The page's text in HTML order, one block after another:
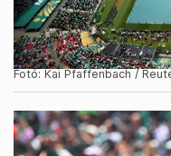
Fotó: Kai Pfaffenbach /